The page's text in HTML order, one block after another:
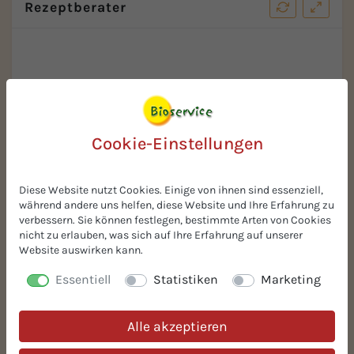
Ihre Vorteile
Kostenlose Muster
Fordern Sie kostenlose Muster an! 100% Risikofrei.
Ihre BIO-Rezeptur.
Auf Lager & prompt lieferbar
Rezeptberater
Cookie-Einstellungen
Diese Website nutzt Cookies. Einige von ihnen sind essenziell,
während andere uns helfen, diese Website und Ihre Erfahrung zu
verbessern. Sie können festlegen, bestimmte Arten von Cookies
nicht zu erlauben, was sich auf Ihre Erfahrung auf unserer
Website auswirken kann.
Essentiell Statistiken Marketing
Alle akzeptieren